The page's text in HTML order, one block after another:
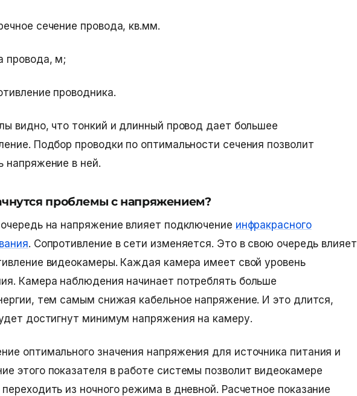
сечение провода, кв.мм.
провода, м;
проводника.
видно, что тонкий и длинный провод дает большее
Подбор проводки по оптимальности сечения позволит
напряжение в ней.
проблемы с напряжением?
на напряжение влияет подключение инфракрасного
. Сопротивление в сети изменяется. Это в свою очередь влияет
видеокамеры. Каждая камера имеет свой уровень
Камера наблюдения начинает потреблять больше
тем самым снижая кабельное напряжение. И это длится,
достигнут минимум напряжения на камеру.
оптимального значения напряжения для источника питания и
этого показателя в работе системы позволит видеокамере
из ночного режима в дневной. Расчетное показание